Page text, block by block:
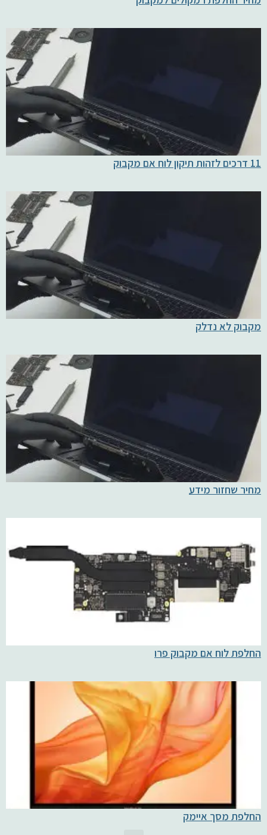
11 דרכים לזהות תיקון לוח אם מקבוק
מקבוק לא נדלק
מחיר שחזור מידע
החלפת לוח אם מקבוק פרו
החלפת מסך איימק